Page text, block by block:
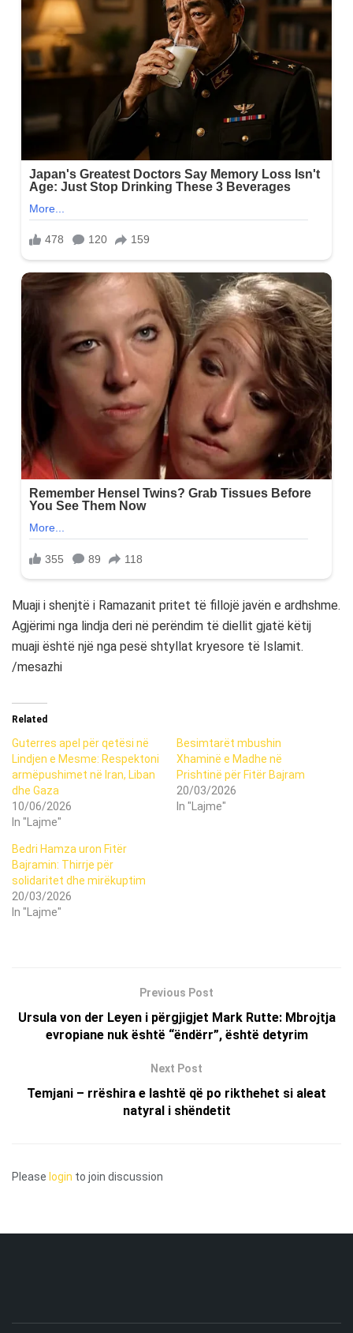
Muaji i shenjtë i Ramazanit pritet të fillojë javën e ardhshme.
Agjërimi nga lindja deri në perëndim të diellit gjatë këtij
muaji është një nga pesë shtyllat kryesore të Islamit.
/mesazhi
Related
Guterres apel për qetësi në
Lindjen e Mesme: Respektoni
armëpushimet në Iran, Liban
dhe Gaza
10/06/2026
In "Lajme"
Besimtarët mbushin
Xhaminë e Madhe në
Prishtinë për Fitër Bajram
20/03/2026
In "Lajme"
Bedri Hamza uron Fitër
Bajramin: Thirrje për
solidaritet dhe mirëkuptim
20/03/2026
In "Lajme"
Previous Post
Ursula von der Leyen i përgjigjet Mark Rutte: Mbrojtja
evropiane nuk është “ëndërr”, është detyrim
Next Post
Temjani – rrëshira e lashtë që po rikthehet si aleat
natyral i shëndetit
Please login to join discussion